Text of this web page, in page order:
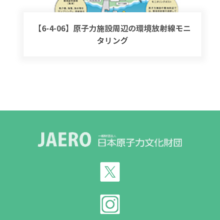
【6-4-06】原子力施設周辺の環境放射線モニ
タリング